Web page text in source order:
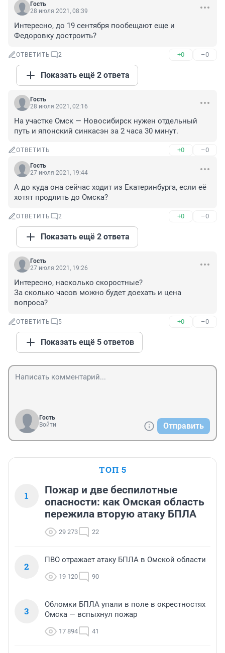
Гость
28 июля 2021, 08:39
Интересно, до 19 сентября пообещают еще и
Федоровку достроить?
ОТВЕТИТЬ 2 +0 –0
Показать ещё 2 ответа
Гость
28 июля 2021, 02:16
На участке Омск — Новосибирск нужен отдельный
путь и японский синкасэн за 2 часа 30 минут.
ОТВЕТИТЬ +0 –0
Гость
27 июля 2021, 19:44
А до куда она сейчас ходит из Екатеринбурга, если её
хотят продлить до Омска?
ОТВЕТИТЬ 2 +0 –0
Показать ещё 2 ответа
Гость
27 июля 2021, 19:26
Интересно, насколько скоростные?
За сколько часов можно будет доехать и цена
вопроса?
ОТВЕТИТЬ 5 +0 –0
Показать ещё 5 ответов
Гость
Войти
Отправить
ТОП 5
1
Пожар и две беспилотные
опасности: как Омская область
пережила вторую атаку БПЛА
29 273 22
2
ПВО отражает атаку БПЛА в Омской области
19 120 90
3
Обломки БПЛА упали в поле в окрестностях
Омска — вспыхнул пожар
17 894 41